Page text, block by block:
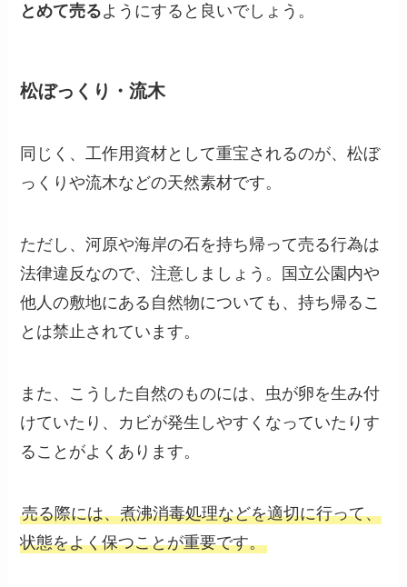
とめて売るようにすると良いでしょう。
松ぼっくり・流木
同じく、工作用資材として重宝されるのが、松ぼ
っくりや流木などの天然素材です。
ただし、河原や海岸の石を持ち帰って売る行為は
法律違反なので、注意しましょう。国立公園内や
他人の敷地にある自然物についても、持ち帰るこ
とは禁止されています。
また、こうした自然のものには、虫が卵を生み付
けていたり、カビが発生しやすくなっていたりす
ることがよくあります。
売る際には、煮沸消毒処理などを適切に行って、
状態をよく保つことが重要です。